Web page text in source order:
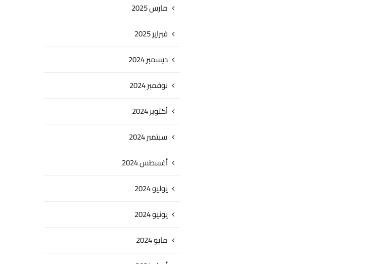
مارس 2025
فبراير 2025
ديسمبر 2024
نوفمبر 2024
أكتوبر 2024
سبتمبر 2024
أغسطس 2024
يوليو 2024
يونيو 2024
مايو 2024